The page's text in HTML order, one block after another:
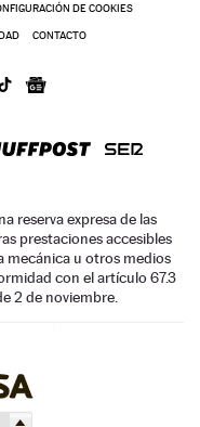
DE COOKIES
CONTACTO
reserva expresa de las
prestaciones accesibles
mecánica u otros medios
con el artículo 67.3
2 de noviembre.